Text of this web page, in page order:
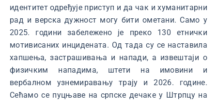
идентитет одређује приступ и да чак и хуманитарни
рад и верска дужност могу бити ометани. Само у
2025. години забележено је преко 130 етнички
мотивисаних инцидената. Од тада су се наставила
хапшења, застрашивања и напади, а извештаји о
физичким нападима, штети на имовини и
вербалном узнемиравању трају и 2026. године.
Сећамо се пуцњаве на српске дечаке у Штрпцу на